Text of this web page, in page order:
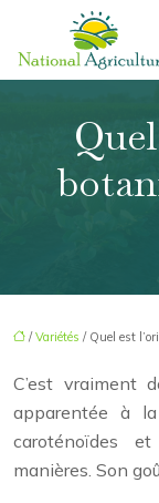
/Variétés / Quel est
C’est vraiment
apparentée à
caroténoïdes
manières. Son